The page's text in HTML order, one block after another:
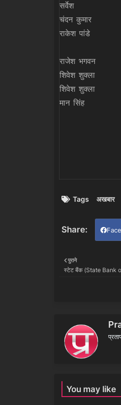
सर्वेश
चंदन कुमार
राकेश पांडे
राजेश भगवन
शिवेश शुक्ला
शिवेश शुक्ला
मान सिंह
Tags अखबार
पुराने
स्टेट बैंक (State Bank
You may like